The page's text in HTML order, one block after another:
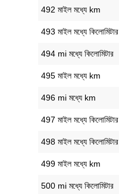
492 মাইল মধ্যে km
493 মাইল মধ্যে কিলোমিটার
494 mi মধ্যে কিলোমিটার
495 মাইল মধ্যে km
496 mi মধ্যে km
497 মাইল মধ্যে কিলোমিটার
498 মাইল মধ্যে কিলোমিটার
499 মাইল মধ্যে km
500 mi মধ্যে কিলোমিটার